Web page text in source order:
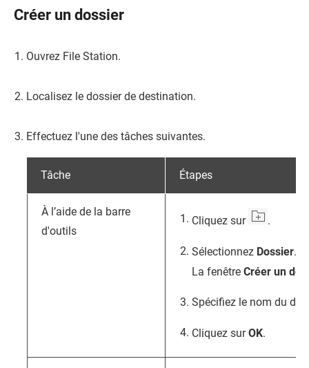
Créer un dossier
Ouvrez File Station.
Localisez le dossier de destination.
Effectuez l'une des tâches suivantes.
Tâche Étapes
À l’aide de la barre
d'outils
Cliquez sur .
Sélectionnez Dossier.
La fenêtre Créer un
Spécifiez le nom du
Cliquez surOK.